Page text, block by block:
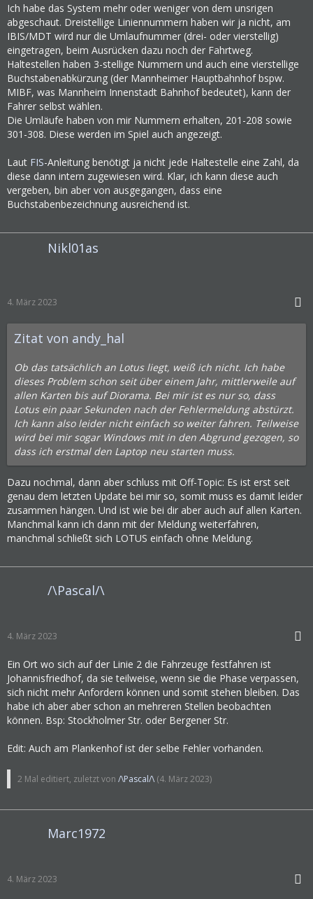
Ich habe das System mehr oder weniger von dem unsrigen
abgeschaut. Dreistellige Liniennummern haben wir ja nicht, am
IBIS/MDT wird nur die Umlaufnummer (drei- oder vierstellig)
eingetragen, beim Ausrücken dazu noch der Fahrtweg.
Haltestellen haben 3-stellige Nummern und auch eine vierstellige
Buchstabenabkürzung (der Mannheimer Hauptbahnhof bspw.
MIBF, was Mannheim Innenstadt Bahnhof bedeutet), kann der
Fahrer selbst wählen.
Die Umläufe haben von mir Nummern erhalten, 201-208 sowie
301-308. Diese werden im Spiel auch angezeigt.
Laut FIS-Anleitung benötigt ja nicht jede Haltestelle eine Zahl, da
diese dann intern zugewiesen wird. Klar, ich kann diese auch
vergeben, bin aber von ausgegangen, dass eine
Buchstabenbezeichnung ausreichend ist.
Nikl01as
4. März 2023
Zitat von andy_hal
Ob das tatsächlich an Lotus liegt, weiß ich nicht. Ich habe
dieses Problem schon seit über einem Jahr, mittlerweile auf
allen Karten bis auf Diorama. Bei mir ist es nur so, dass
Lotus ein paar Sekunden nach der Fehlermeldung abstürzt.
Ich kann also leider nicht einfach so weiter fahren. Teilweise
wird bei mir sogar Windows mit in den Abgrund gezogen, so
dass ich erstmal den Laptop neu starten muss.
Dazu nochmal, dann aber schluss mit Off-Topic: Es ist erst seit
genau dem letzten Update bei mir so, somit muss es damit leider
zusammen hängen. Und ist wie bei dir aber auch auf allen Karten.
Manchmal kann ich dann mit der Meldung weiterfahren,
manchmal schließt sich LOTUS einfach ohne Meldung.
/\Pascal/\
4. März 2023
Ein Ort wo sich auf der Linie 2 die Fahrzeuge festfahren ist
Johannisfriedhof, da sie teilweise, wenn sie die Phase verpassen,
sich nicht mehr Anfordern können und somit stehen bleiben. Das
habe ich aber aber schon an mehreren Stellen beobachten
können. Bsp: Stockholmer Str. oder Bergener Str.
Edit: Auch am Plankenhof ist der selbe Fehler vorhanden.
2 Mal editiert, zuletzt von /\Pascal/\ (4. März 2023)
Marc1972
4. März 2023